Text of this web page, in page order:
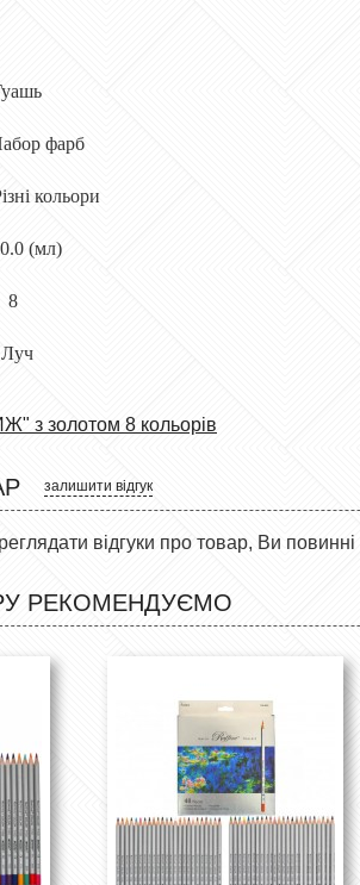
8
з золотом 8 кольорів
залишити відгук
відгуки про товар, Ви повинні
РЕКОМЕНДУЄМО